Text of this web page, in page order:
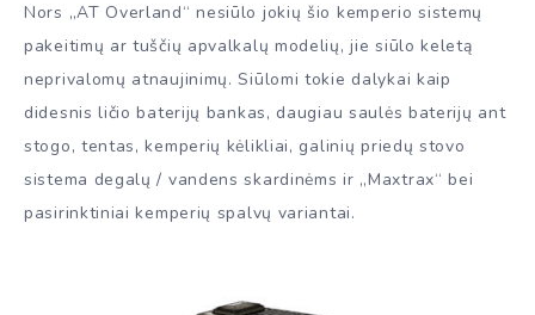
Nors „AT Overland“ nesiūlo jokių šio kemperio sistemų
pakeitimų ar tuščių apvalkalų modelių, jie siūlo keletą
neprivalomų atnaujinimų. Siūlomi tokie dalykai kaip
didesnis ličio baterijų bankas, daugiau saulės baterijų ant
stogo, tentas, kemperių kėlikliai, galinių priedų stovo
sistema degalų / vandens skardinėms ir „Maxtrax“ bei
pasirinktiniai kemperių spalvų variantai.